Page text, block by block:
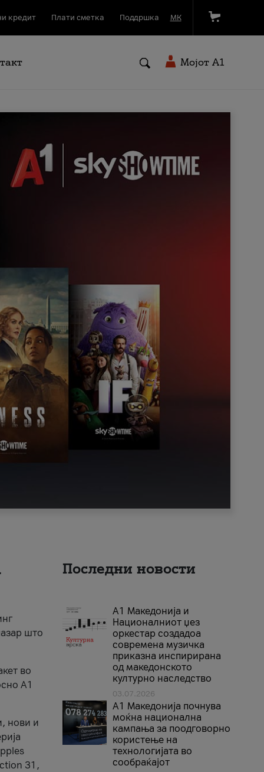
кредит Плати сметка Поддршка МК
Мојот A1
што
во
А1
нови и
31,
Последни новости
А1 Македонија и
Националниот џез
оркестар создадоа
современа музичка
приказна инспирирана
од македонското
културно наследство
03.07.2026
A1 Македонија почнува
моќна национална
кампања за поодговорно
користење на
технологијата во
сообраќајот